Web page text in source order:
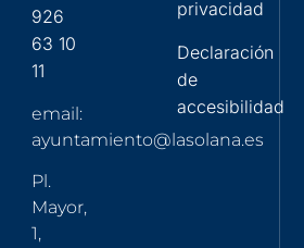
926
63 10
11
email:
ayuntamiento@lasolana.es
Pl.
Mayor,
1,
privacidad
Declaración
de
accesibilidad